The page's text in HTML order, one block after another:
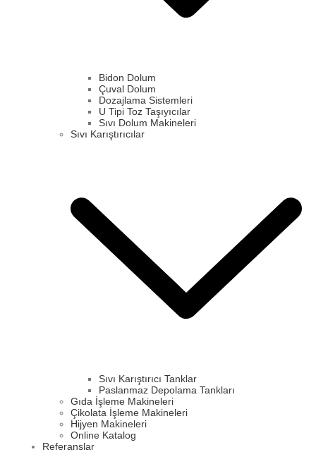
Bidon Dolum
Çuval Dolum
Dozajlama Sistemleri
U Tipi Toz Taşıyıcılar
Sıvı Dolum Makineleri
Sıvı Karıştırıcılar
Sıvı Karıştırıcı Tanklar
Paslanmaz Depolama Tankları
Gıda İşleme Makineleri
Çikolata İşleme Makineleri
Hijyen Makineleri
Online Katalog
Referanslar